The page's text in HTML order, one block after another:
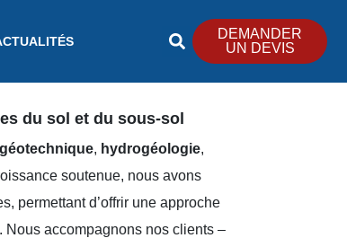
DEMANDER
UN DEVIS
du sol et du sous-sol
géotechnique, hydrogéologie,
soutenue, nous avons
permettant d’offrir une approche
accompagnons nos clients –